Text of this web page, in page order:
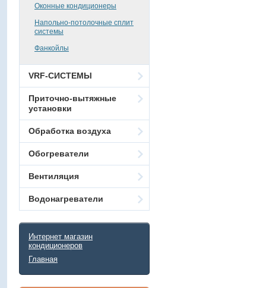
Оконные кондиционеры
Напольно-потолочные сплит
системы
Фанкойлы
VRF-СИСТЕМЫ
Приточно-вытяжные
установки
Обработка воздуха
Обогреватели
Вентиляция
Водонагреватели
Интернет магазин
кондиционеров
Главная